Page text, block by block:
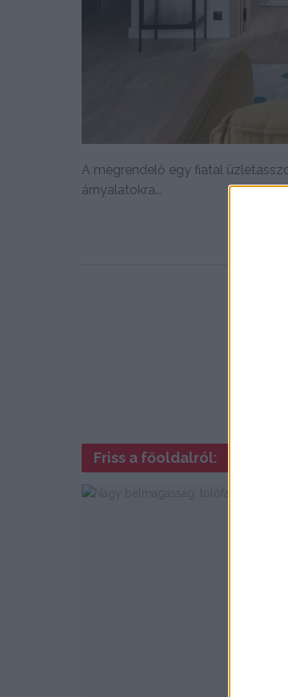
A megrendelő egy fiatal
árnyalatokra...
Friss a főoldalról: